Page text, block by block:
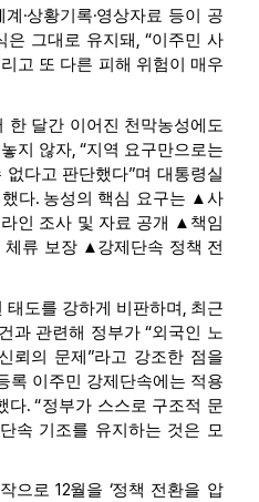
·상황기록·영상자료 등이 공
은 그대로 유지돼 , “이주민 사
고 또 다른 피해 위험이 매우
한 달간 이어진 천막농성에도
지 않자, “지역 요구만으로는
없다고 판단했다”며 대통령실
다. 농성의 핵심 요구는 ▲사
인 조사 및 자료 공개 ▲ 책임
체류 보장 ▲강제단속 정책 전
도를 강하게 비판하며 , 최근
과 관련해 정부가“외국인 노
뢰의 문제 ”라고 강조한 점을
록 이주민 강제단속에는 적용
다. “정부가 스스로 구조적 문
속 기조를 유지하는 것은 모
으로12월을 ‘정책 전환을 압